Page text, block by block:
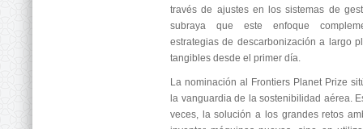
través de ajustes en los sistemas de
subraya que este enfoque
estrategias de descarbonización a largo
tangibles desde el primer día.
La nominación al Frontiers Planet Prize
la vanguardia de la sostenibilidad aérea.
veces, la solución a los grandes retos